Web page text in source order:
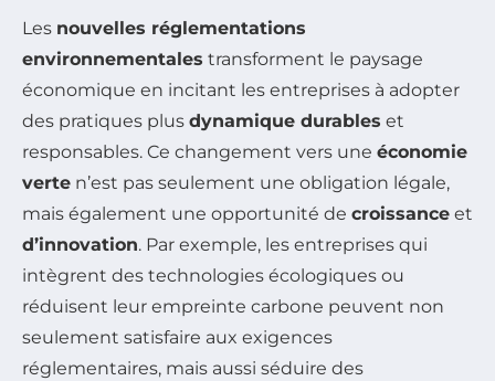
Les nouvelles réglementations
environnementales transforment le paysage
économique en incitant les entreprises à adopter
des pratiques plus dynamique durables et
responsables. Ce changement vers une économie
verte n’est pas seulement une obligation légale,
mais également une opportunité de croissance et
d’innovation. Par exemple, les entreprises qui
intègrent des technologies écologiques ou
réduisent leur empreinte carbone peuvent non
seulement satisfaire aux exigences
réglementaires, mais aussi séduire des